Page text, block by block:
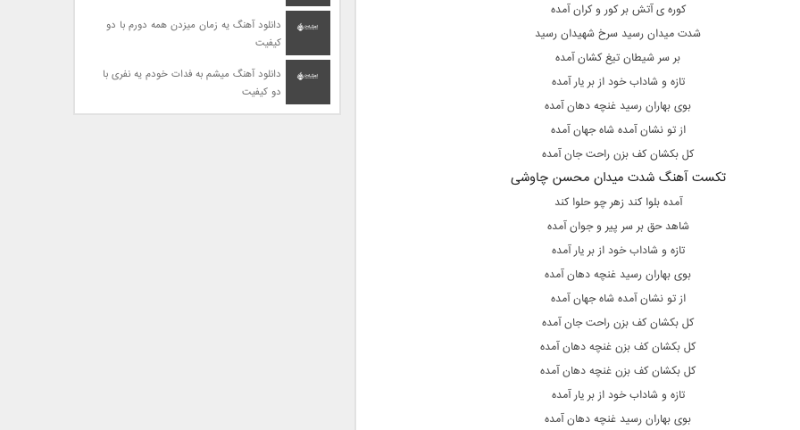
کوره ی آتش بر کور و کران آمده
شدت میدان رسید سرخ شهیدان رسید
بر سر شیطان تیغ کشان آمده
تازه و شاداب خود از بر یار آمده
بوی بهاران رسید غنچه دهان آمده
از تو نشان آمده شاه جهان آمده
کل بکشان کف بزن راحت جان آمده
تکست آهنگ شدت میدان محسن چاوشی
آمده بلوا کند زهر چو حلوا کند
شاهد حق بر سر پیر و جوان آمده
تازه و شاداب خود از بر یار آمده
بوی بهاران رسید غنچه دهان آمده
از تو نشان آمده شاه جهان آمده
کل بکشان کف بزن راحت جان آمده
کل بکشان کف بزن غنچه دهان آمده
کل بکشان کف بزن غنچه دهان آمده
تازه و شاداب خود از بر یار آمده
بوی بهاران رسید غنچه دهان آمده
دانلود آهنگ یه زمان میزدن همه دورم با دو
کیفیت
دانلود آهنگ میشم به فدات خودم یه نفری با
دو کیفیت